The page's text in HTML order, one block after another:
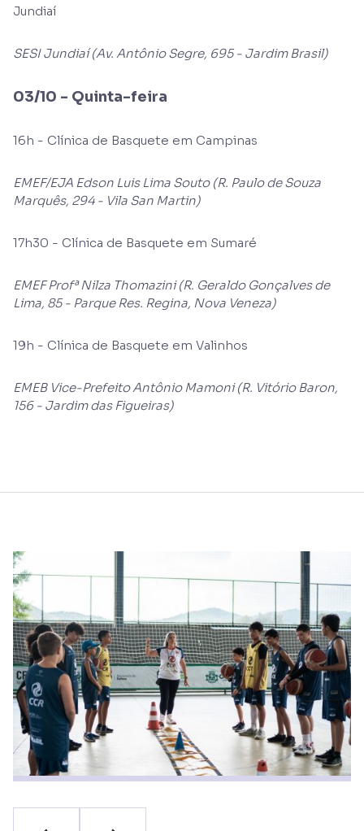
Jundiaí
SESI Jundiaí (Av. Antônio Segre, 695 - Jardim Brasil)
03/10 - Quinta-feira
16h - Clínica de Basquete em Campinas
EMEF/EJA Edson Luis Lima Souto (R. Paulo de Souza
Marquês, 294 - Vila San Martin)
17h30 - Clínica de Basquete em Sumaré
EMEF Profª Nilza Thomazini (R. Geraldo Gonçalves de
Lima, 85 - Parque Res. Regina, Nova Veneza)
19h - Clínica de Basquete em Valinhos
EMEB Vice-Prefeito Antônio Mamoni (R. Vitório Baron,
156 - Jardim das Figueiras)